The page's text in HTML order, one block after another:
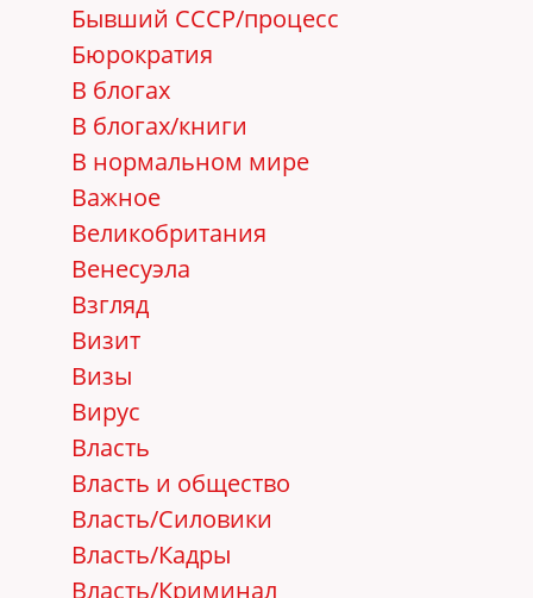
Бывший СССР/процесс
Бюрократия
В блогах
В блогах/книги
В нормальном мире
Важное
Великобритания
Венесуэла
Взгляд
Визит
Визы
Вирус
Власть
Власть и общество
Власть/Cиловики
Власть/Кадры
Власть/Криминал